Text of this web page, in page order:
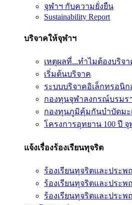
จุฬาฯ กับความยั่งยืน
Sustainability Report
บริจาคให้จุฬาฯ
เหตุผลที่...ทำไมต้องบริจ
เริ่มต้นบริจาค
ระบบบริจาคอิเล็กทรอนิก
กองทุนจุฬาลงกรณ์บรมร
กองทุนภูมิคุ้มกันบำบัดมะ
โครงการอุทยาน 100 ปี
แจ้งเรื่องร้องเรียนทุจริต
ร้องเรียนทุจริตและประ
ร้องเรียนทุจริตและประ
ร้องเรียนทุจริตและประ